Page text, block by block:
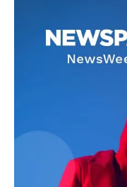
AIN NEWS
Contact Us
Privacy Policy